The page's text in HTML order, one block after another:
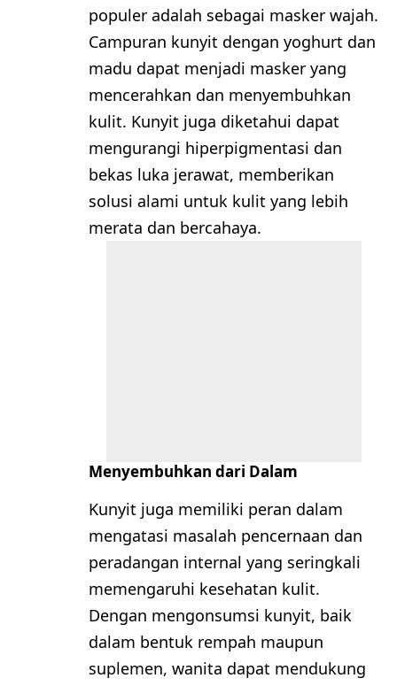
populer adalah sebagai masker wajah.
Campuran kunyit dengan yoghurt dan
madu dapat menjadi masker yang
mencerahkan dan menyembuhkan
kulit. Kunyit juga diketahui dapat
mengurangi hiperpigmentasi dan
bekas luka jerawat, memberikan
solusi alami untuk kulit yang lebih
merata dan bercahaya.
Menyembuhkan dari Dalam
Kunyit juga memiliki peran dalam
mengatasi masalah pencernaan dan
peradangan internal yang seringkali
memengaruhi kesehatan kulit.
Dengan mengonsumsi kunyit, baik
dalam bentuk rempah maupun
suplemen, wanita dapat mendukung